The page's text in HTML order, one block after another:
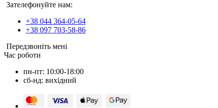
Зателефонуйте нам:
+38 044 364-05-64
+38 097 703-58-86
Передзвоніть мені
Час роботи
пн-пт: 10:00-18:00
сб-нд: вихідний